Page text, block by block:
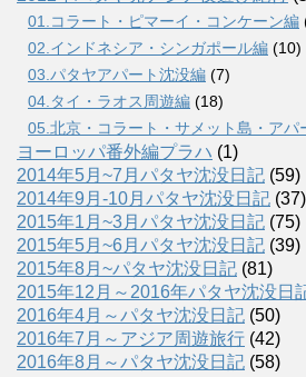
01.コラート・ピマーイ・コンケーン編
02.インドネシア・シンガポール編 (10)
03.パタヤアパート沈没編 (7)
04.タイ・ラオス周遊編 (18)
05.北京・コラート・サメット島・アパ
ヨーロッパ番外編プラハ (1)
2014年5月~7月パタヤ沈没日記 (59)
2014年9月-10月パタヤ沈没日記 (37)
2015年1月~3月パタヤ沈没日記 (75)
2015年5月~6月パタヤ沈没日記 (39)
2015年8月~パタヤ沈没日記 (81)
2015年12月～2016年パタヤ沈没日
2016年4月～パタヤ沈没日記 (50)
2016年7月～アジア周遊旅行 (42)
2016年8月～パタヤ沈没日記 (58)